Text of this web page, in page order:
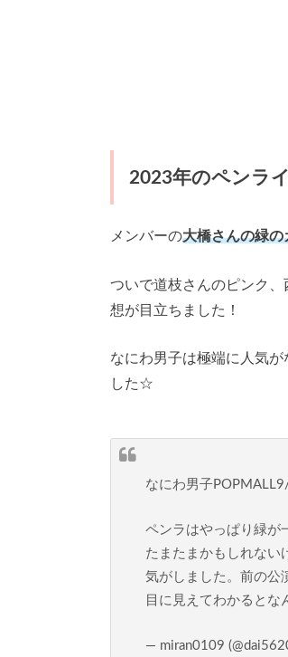
2023年のペンラ
メンバーの大橋さんの緑の
ついで道枝さんのピンク
想が目立ちました！
なにわ男子は極端に人気
した☆
なにわ男子
ペンラはやっぱり緑が
たまたまかもしれない
気がしました。前の公
目に見えてわかるとな
— miran0109